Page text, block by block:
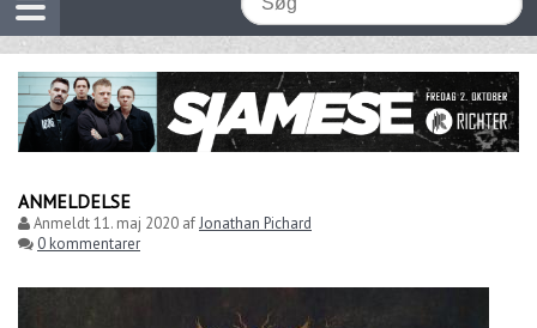
ANMELDELSE
Anmeldt11. maj 2020 afJonathan Pichard
0 kommentarer